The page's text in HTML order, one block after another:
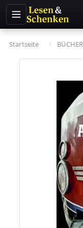
Startseite BÜCHER